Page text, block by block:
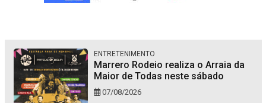
ENTRETENIMENTO
Marrero Rodeio realiza o Arraia da
Maior de Todas neste sábado
07/08/2026